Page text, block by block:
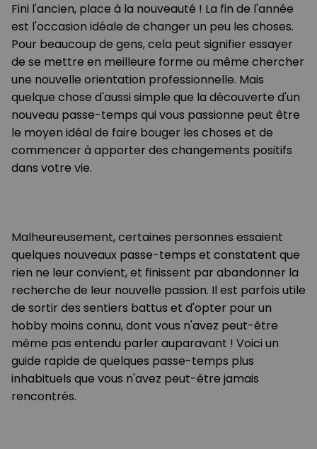
Fini l'ancien, place à la nouveauté ! La fin de l'année
est l'occasion idéale de changer un peu les choses.
Pour beaucoup de gens, cela peut signifier essayer
de se mettre en meilleure forme ou même chercher
une nouvelle orientation professionnelle. Mais
quelque chose d'aussi simple que la découverte d'un
nouveau passe-temps qui vous passionne peut être
le moyen idéal de faire bouger les choses et de
commencer à apporter des changements positifs
dans votre vie.
Malheureusement, certaines personnes essaient
quelques nouveaux passe-temps et constatent que
rien ne leur convient, et finissent par abandonner la
recherche de leur nouvelle passion. Il est parfois utile
de sortir des sentiers battus et d'opter pour un
hobby moins connu, dont vous n'avez peut-être
même pas entendu parler auparavant ! Voici un
guide rapide de quelques passe-temps plus
inhabituels que vous n'avez peut-être jamais
rencontrés.